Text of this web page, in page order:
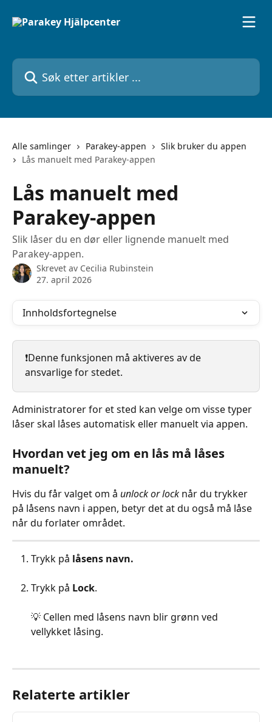
Søk etter artikler ...
Alle samlinger Parakey-appen
Slik bruker du appen
Lås manuelt med Parakey-appen
Lås manuelt med
Parakey-appen
Slik låser du en dør eller lignende manuelt med
Parakey-appen.
Skrevet av Cecilia Rubinstein
27. april 2026
Innholdsfortegnelse
❗️Denne funksjonen må aktiveres av de
ansvarlige for stedet.
Administratorer for et sted kan velge om visse typer
låser skal låses automatisk eller manuelt via appen.
Hvordan vet jeg om en lås må låses
manuelt?
Hvis du får valget om å unlock or lock når du trykker
på låsens navn i appen, betyr det at du også må låse
når du forlater området.
Trykk på låsens navn.
Trykk på Lock.
💡 Cellen med låsens navn blir grønn ved
vellykket låsing.
Relaterte artikler